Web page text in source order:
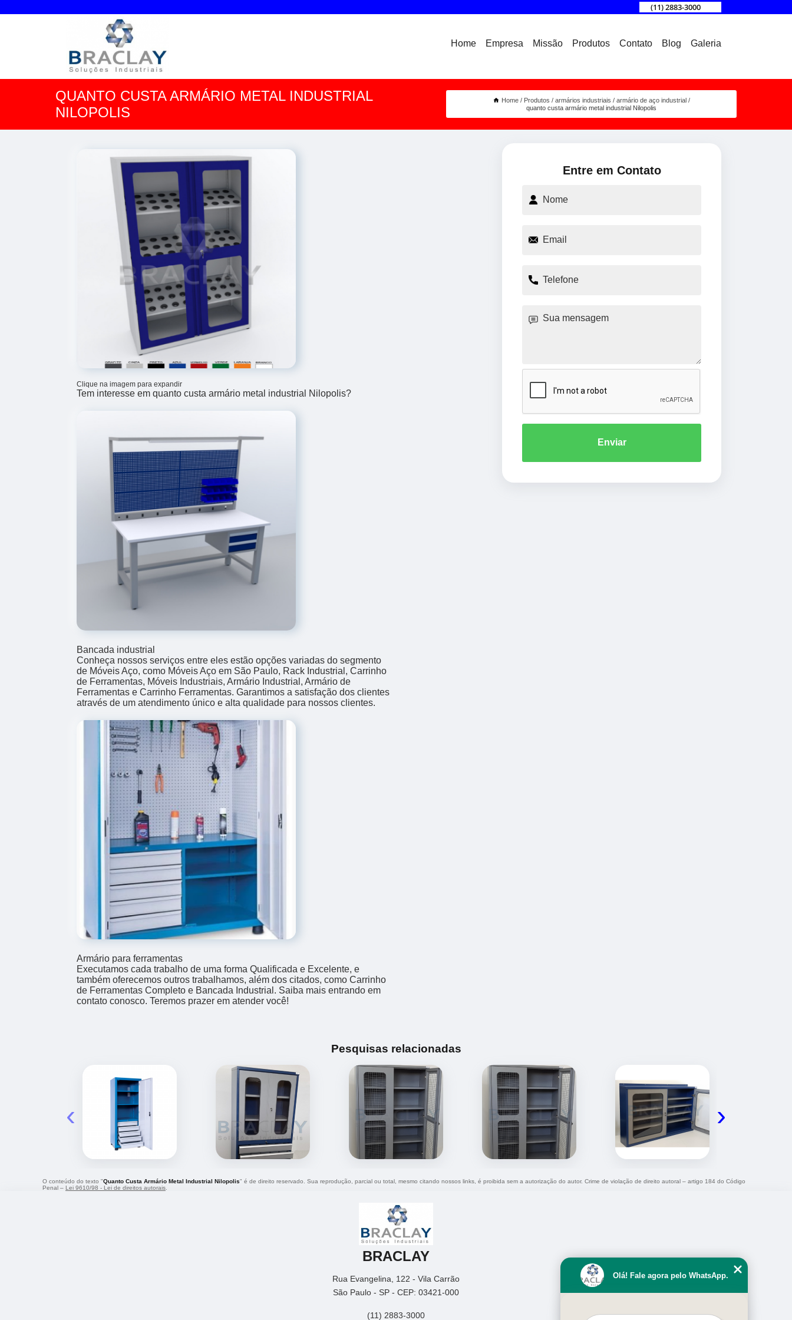
(11) 2883-3000
Home Empresa Missão Produtos Contato Blog Galeria
QUANTO CUSTA ARMÁRIO METAL INDUSTRIAL
NILOPOLIS
Home Produtos armários industriais
armário de aço industrial
quanto custa armário metal industrial Nilopolis
Clique na imagem para expandir
Tem interesse em quanto custa armário metal industrial Nilopolis?
Bancada industrial
Conheça nossos serviços entre eles estão opções variadas do segmento
de Móveis Aço, como Móveis Aço em São Paulo, Rack Industrial, Carrinho
de Ferramentas, Móveis Industriais, Armário Industrial, Armário de
Ferramentas e Carrinho Ferramentas. Garantimos a satisfação dos clientes
através de um atendimento único e alta qualidade para nossos clientes.
Armário para ferramentas
Executamos cada trabalho de uma forma Qualificada e Excelente, e
também oferecemos outros trabalhamos, além dos citados, como Carrinho
de Ferramentas Completo e Bancada Industrial. Saiba mais entrando em
contato conosco. Teremos prazer em atender você!
Entre em Contato
Enviar
Pesquisas relacionadas
‹ ›
O conteúdo do texto "Quanto Custa Armário Metal Industrial Nilopolis" é de direito reservado. Sua reprodução, parcial ou total, mesmo citando nossos links, é proibida sem a autorização do autor. Crime de violação de direito autoral – artigo 184 do Código
Penal – Lei 9610/98 - Lei de direitos autorais.
BRACLAY
Rua Evangelina, 122 - Vila Carrão
São Paulo - SP - CEP: 03421-000
(11) 2883-3000
Olá! Fale agora pelo WhatsApp.